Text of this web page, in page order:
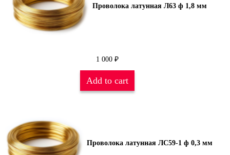
Проволока латунная Л63 ф 1,8 мм
1 000 ₽
Add to cart
Проволока латунная ЛС59-1 ф 0,3 мм